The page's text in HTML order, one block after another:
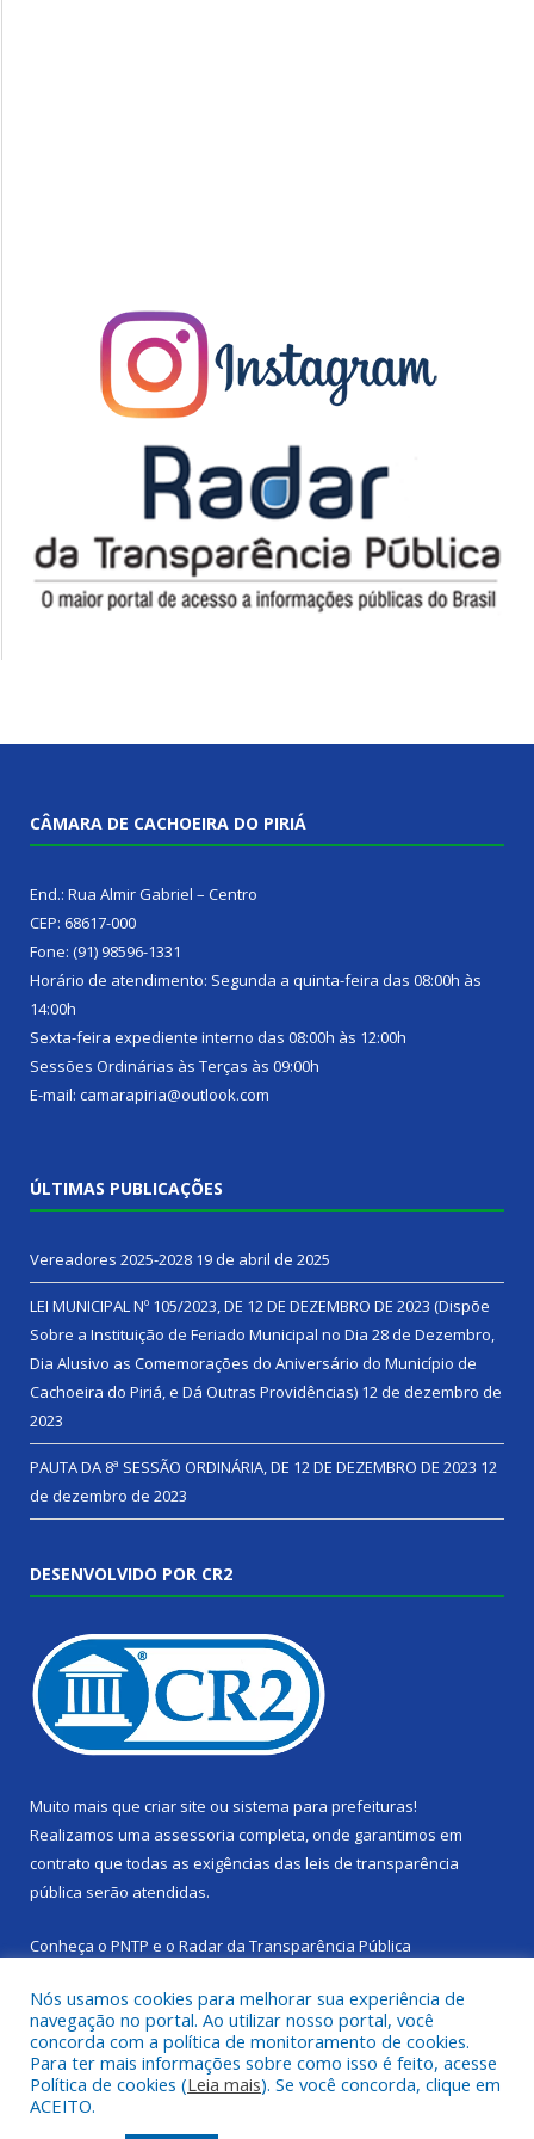
CÂMARA DE CACHOEIRA DO PIRIÁ
End.: Rua Almir Gabriel – Centro
CEP: 68617-000
Fone: (91) 98596-1331
Horário de atendimento: Segunda a quinta-feira das 08:00h às
14:00h
Sexta-feira expediente interno das 08:00h às 12:00h
Sessões Ordinárias às Terças às 09:00h
E-mail: camarapiria@outlook.com
ÚLTIMAS PUBLICAÇÕES
Vereadores 2025-2028 19 de abril de 2025
LEI MUNICIPAL Nº 105/2023, DE 12 DE DEZEMBRO DE 2023 (Dispõe
Sobre a Instituição de Feriado Municipal no Dia 28 de Dezembro,
Dia Alusivo as Comemorações do Aniversário do Município de
Cachoeira do Piriá, e Dá Outras Providências) 12 de dezembro de
2023
PAUTA DA 8ª SESSÃO ORDINÁRIA, DE 12 DE DEZEMBRO DE 2023 12
de dezembro de 2023
DESENVOLVIDO POR CR2
Muito mais que criar site ou sistema para prefeituras!
Realizamos uma assessoria completa, onde garantimos em
contrato que todas as exigências das leis de transparência
pública serão atendidas.
Conheça o PNTP e o Radar da Transparência Pública
Todos os direitos reservados a Câmara Municipal de Cachoeira
do Piriá.
Nós usamos cookies para melhorar sua experiência de
navegação no portal. Ao utilizar nosso portal, você
concorda com a política de monitoramento de cookies.
Para ter mais informações sobre como isso é feito, acesse
Política de cookies (Leia mais). Se você concorda, clique em
ACEITO.